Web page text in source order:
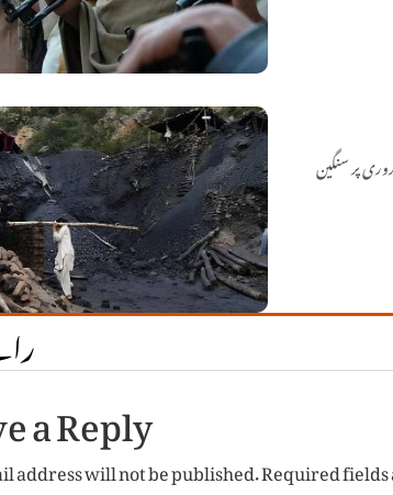
پر سنگین
a Reply
address will not be published.Required